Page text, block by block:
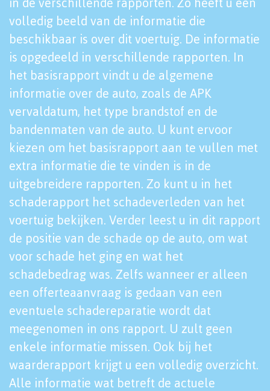
volledig beeld van de informatie die
beschikbaar is over dit voertuig. De informatie
is opgedeeld in verschillende rapporten. In
het basisrapport vindt u de algemene
informatie over de auto, zoals de APK
vervaldatum, het type brandstof en de
bandenmaten van de auto. U kunt ervoor
kiezen om het basisrapport aan te vullen met
extra informatie die te vinden is in de
uitgebreidere rapporten. Zo kunt u in het
schaderapport het schadeverleden van het
voertuig bekijken. Verder leest u in dit rapport
de positie van de schade op de auto, om wat
voor schade het ging en wat het
schadebedrag was. Zelfs wanneer er alleen
een offerteaanvraag is gedaan van een
eventuele schadereparatie wordt dat
meegenomen in ons rapport. U zult geen
enkele informatie missen. Ook bij het
waarderapport krijgt u een volledig overzicht.
Alle informatie wat betreft de actuele